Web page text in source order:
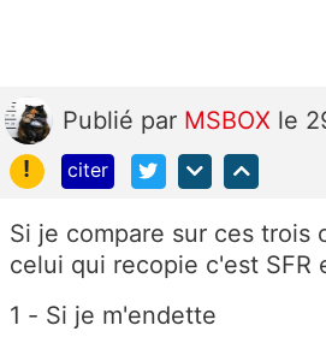
Publié par MSBOX le
!
citer
Si je compare sur ces trois
celui qui recopie c'est SFR
1 - Si je m'endette